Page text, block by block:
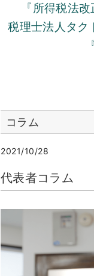
『所得税法
税理士法人タク
コラム
2021/10/28
代表者コラム